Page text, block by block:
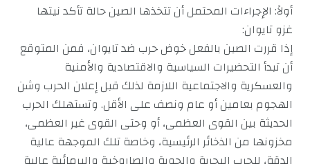
أولاً: الإجراءات المحتمل أن تتخذها الصين حالة تأكد نيتها
غزو تايوان:
إذا قررت الصين بالفعل خوض حرب ضد تايوان، فمن المتوقع
أن تبدأ التحضيرات السياسية والاقتصادية والأمنية
والعسكرية والاجتماعية اللازمة لذلك قبل إعلان الحرب وشن
الهجوم بعامين أو عام ونصف على الأقل. وتستهلك الحرب
الحديثة بين القوى العظمى، أو وحتى القوى غير العظمى،
مخزونها من الذخائر الرئيسية، وخاصة تلك الموجهة عالية